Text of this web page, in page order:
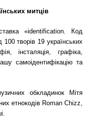
митців
«identification. Код
творів 19 українських
інсталяція, графіка,
самоідентифікацію та
обкладинок Мітя
етнокодів Roman Chizz,